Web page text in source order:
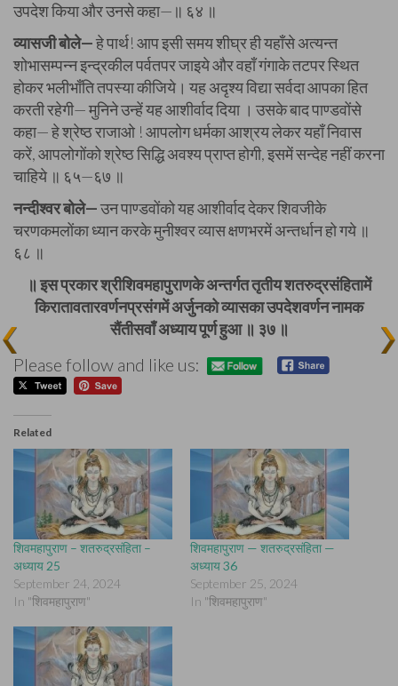
उपदेश किया और उनसे कहा—॥ ६४ ॥
व्यासजी बोले—हे पार्थ! आप इसी समय शीघ्र ही यहाँसे अत्यन्त
शोभासम्पन्न इन्द्रकील पर्वतपर जाइये और वहाँ गंगाके तटपर स्थित
होकर भलीभाँति तपस्या कीजिये। यह अदृश्य विद्या सर्वदा आपका हित
करती रहेगी— मुनिने उन्हें यह आशीर्वाद दिया । उसके बाद पाण्डवोंसे
कहा— हे श्रेष्ठ राजाओ ! आपलोग धर्मका आश्रय लेकर यहाँ निवास
करें, आपलोगोंको श्रेष्ठ सिद्धि अवश्य प्राप्त होगी, इसमें सन्देह नहीं करना
चाहिये ॥ ६५—६७ ॥
नन्दीश्वर बोले—उन पाण्डवोंको यह आशीर्वाद देकर शिवजीके
चरणकमलोंका ध्यान करके मुनीश्वर व्यास क्षणभरमें अन्तर्धान हो गये ॥
६८ ॥
॥ इस प्रकार श्रीशिवमहापुराणके अन्तर्गत तृतीय शतरुद्रसंहितामें
किरातावतारवर्णनप्रसंगमें अर्जुनको व्यासका उपदेशवर्णन नामक
सैंतीसवाँ अध्याय पूर्ण हुआ ॥ ३७ ॥
Please follow and like us:
Related
शिवमहापुराण – शतरुद्रसंहिता –
अध्याय 25
September 24, 2024
In "शिवमहापुराण"
शिवमहापुराण — शतरुद्रसंहिता —
अध्याय 36
September 25, 2024
In "शिवमहापुराण"